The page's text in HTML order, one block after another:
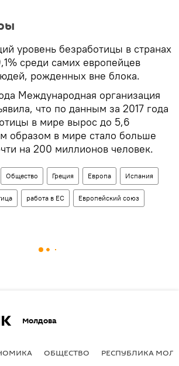
уровень безработицы в странах
среди самих европейцев
рожденных вне блока.
Международная организация
что по данным за 2017 года
в мире вырос до 5,6
образом в мире стало больше
на 200 миллионов человек.
Общество Греция Европа Испания
работа в ЕС Европейский союз
Молдова
ОБЩЕСТВО РЕСПУБЛИКА